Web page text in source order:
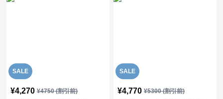
SALE
¥4,270 ¥4750(割引前)
SALE
¥4,770 ¥5300(割引前)